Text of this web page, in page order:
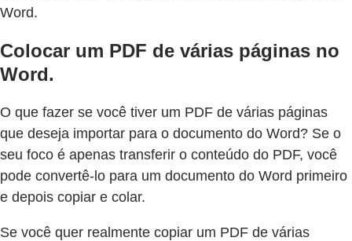
Word.
Colocar um PDF de várias páginas no
Word.
O que fazer se você tiver um PDF de várias páginas
que deseja importar para o documento do Word? Se o
seu foco é apenas transferir o conteúdo do PDF, você
pode convertê-lo para um documento do Word primeiro
e depois copiar e colar.
Se você quer realmente copiar um PDF de várias